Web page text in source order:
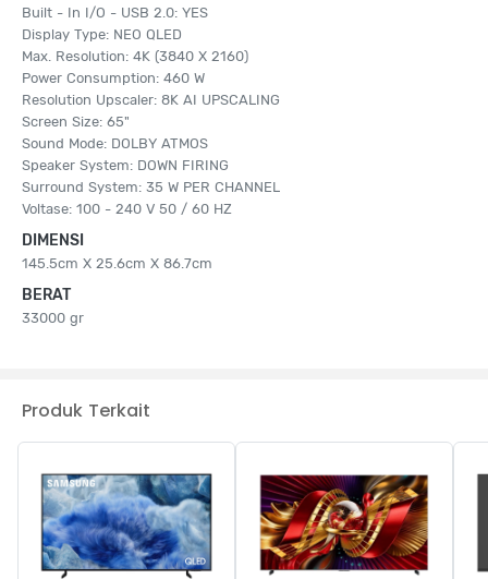
Built - In I/O - USB 2.0: YES
Display Type: NEO QLED
Max. Resolution: 4K (3840 X 2160)
Power Consumption: 460 W
Resolution Upscaler: 8K AI UPSCALING
Screen Size: 65"
Sound Mode: DOLBY ATMOS
Speaker System: DOWN FIRING
Surround System: 35 W PER CHANNEL
Voltase: 100 - 240 V 50 / 60 HZ
DIMENSI
145.5cm X 25.6cm X 86.7cm
BERAT
33000 gr
Produk Terkait